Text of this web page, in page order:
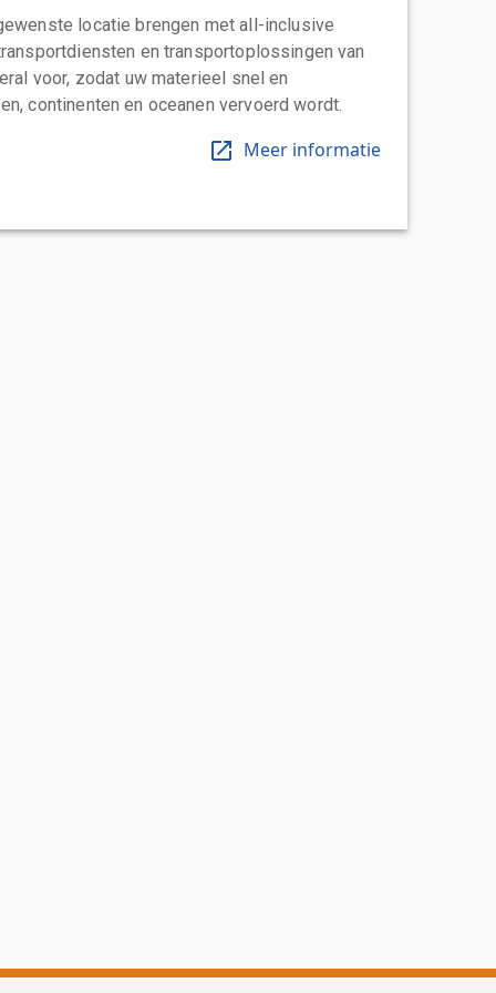
locatie brengen met all-inclusive
en transportoplossingen van
voor, zodat uw materieel snel en
continenten en oceanen vervoerd wordt.
Meer informatie